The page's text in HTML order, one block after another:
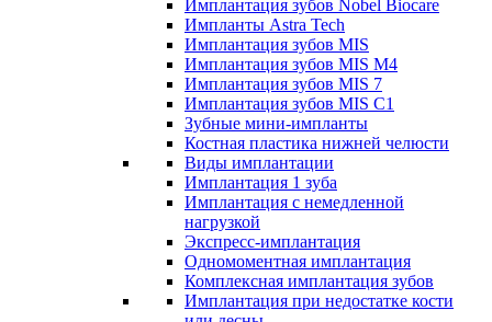
Имплантация зубов Nobel Biocare
Импланты Astra Tech
Имплантация зубов MIS
Имплантация зубов MIS M4
Имплантация зубов MIS 7
Имплантация зубов MIS C1
Зубные мини-импланты
Костная пластика нижней челюсти
Виды имплантации
Имплантация 1 зуба
Имплантация с немедленной
нагрузкой
Экспресс-имплантация
Одномоментная имплантация
Комплексная имплантация зубов
Имплантация при недостатке кости